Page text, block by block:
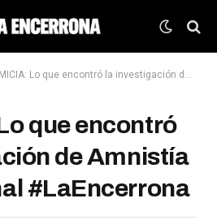
Lo que encontró la investigación de Amnistía Internacional #LaEncerrona
que encontró
de Amnistía
#LaEncerrona